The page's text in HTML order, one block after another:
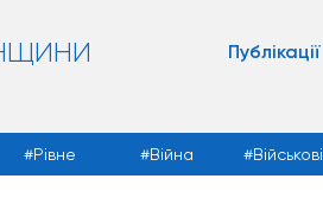
Публікації
Рівне Війна Військові